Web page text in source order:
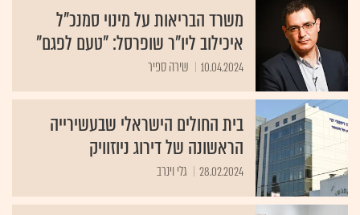
משרד הבריאות על מינוי סמנכ"ל
איכילוב ליו"ר שופרסל: "טעם לפגם"
10.04.2024 שירה ספיר
בית החולים הישראלי שבעשירייה
הראשונה של דירוג ניוזוויק
28.02.2024 גלי וינרב